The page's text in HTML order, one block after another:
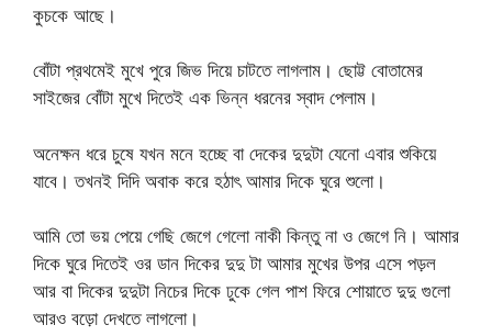
কুচকে আছে।
বোঁটা প্রথমেই মুখে পুরে জিভ দিয়ে চাটতে লাগলাম। ছোট্ট বোতামের
সাইজের বোঁটা মুখে দিতেই এক ভিন্ন ধরনের স্বাদ পেলাম।
অনেক্ষন ধরে চুষে যখন মনে হচ্ছে বা দেকের দুদুটা যেনো এবার শুকিয়ে
যাবে। তখনই দিদি অবাক করে হঠাৎ আমার দিকে ঘুরে শুলো।
আমি তো ভয় পেয়ে গেছি জেগে গেলো নাকী কিন্তু না ও জেগে নি। আমার
দিকে ঘুরে দিতেই ওর ডান দিকের দুদু টা আমার মুখের উপর এসে পড়ল
আর বা দিকের দুদুটা নিচের দিকে ঢুকে গেল পাশ ফিরে শোয়াতে দুদু গুলো
আরও বড়ো দেখতে লাগলো।